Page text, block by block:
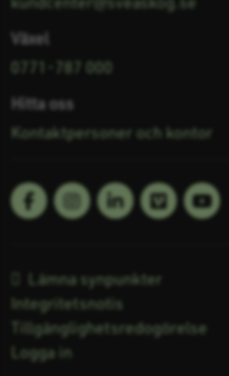
Växel
0771-787 000
Hitta oss
Kontaktpersoner och kontor
Följ oss på:
Facebook LinkedinVimeo
Lämna synpunkter
Integritetsnotis
Tillgänglighetsredogörelse
Logga in